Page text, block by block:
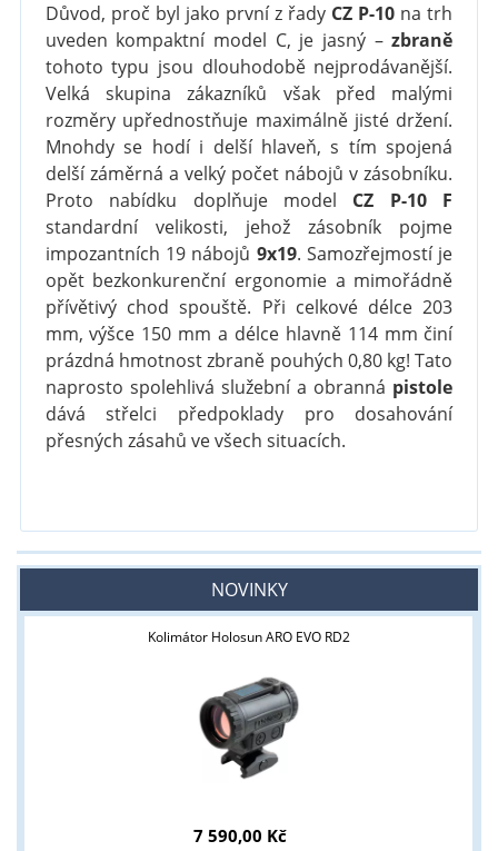
Důvod, proč byl jako první z řady CZ P-10 na trh
uveden kompaktní model C, je jasný –zbraně
tohoto typu jsou dlouhodobě nejprodávanější.
Velká skupina zákazníků však před malými
rozměry upřednostňuje maximálně jisté držení.
Mnohdy se hodí i delší hlaveň, s tím spojená
delší záměrná a velký počet nábojů v zásobníku.
Proto nabídku doplňuje model CZ P-10 F
standardní velikosti, jehož zásobník pojme
impozantních 19 nábojů 9x19. Samozřejmostí je
opět bezkonkurenční ergonomie a mimořádně
přívětivý chod spouště. Při celkové délce 203
mm, výšce 150 mm a délce hlavně 114 mm činí
prázdná hmotnost zbraně pouhých 0,80 kg! Tato
naprosto spolehlivá služební a obranná pistole
dává střelci předpoklady pro dosahování
přesných zásahů ve všech situacích.
NOVINKY
Kolimátor Holosun ARO EVO RD2
7 590,00 Kč